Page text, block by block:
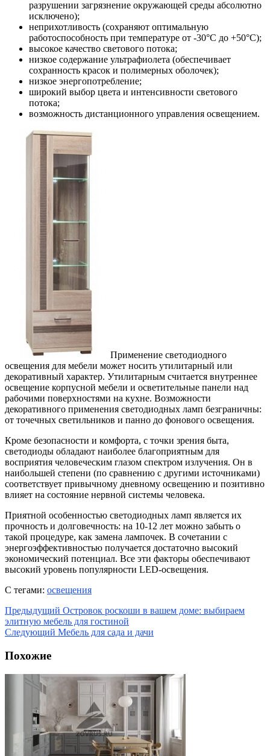
разрушении загрязнение окружающей среды абсолютно
исключено);
неприхотливость (сохраняют оптимальную
работоспособность при температуре от -30°C до +50°С);
высокое качество светового потока;
низкое содержание ультрафиолета (обеспечивает
сохранность красок и полимерных оболочек);
низкое энергопотребление;
широкий выбор цвета и интенсивности светового
потока;
возможность дистанционного управления освещением.
Применение светодиодного
освещения для мебели может носить утилитарный или
декоративный характер. Утилитарным считается внутреннее
освещение корпусной мебели и осветительные панели над
рабочими поверхностями на кухне. Возможности
декоративного применения светодиодных ламп безграничны:
от точечных светильников и панно до фонового освещения.
Кроме безопасности и комфорта, с точки зрения быта,
светодиоды обладают наиболее благоприятным для
восприятия человеческим глазом спектром излучения. Он в
наибольшей степени (по сравнению с другими источниками)
соответствует привычному дневному освещению и позитивно
влияет на состояние нервной системы человека.
Приятной особенностью светодиодных ламп является их
прочность и долговечность: на 10-12 лет можно забыть о
такой процедуре, как замена лампочек. В сочетании с
энергоэффективностью получается достаточно высокий
экономический потенциал. Все эти факторы обеспечивают
высокий уровень популярности LED-освещения.
С тегами: освещения
Предыдущий Островок роскоши в вашем доме: выбираем
элитную мебель для гостиной
Следующий Мебель для сада и дачи
Похожие